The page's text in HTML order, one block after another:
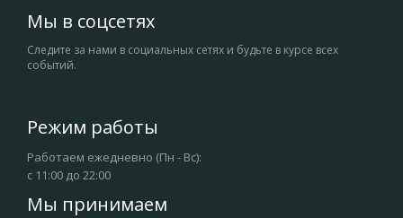
Мы в соцсетях
Следите за нами в социальных сетях и будьте в курсе всех
событий.
Режим работы
Работаем ежедневно (Пн - Вс):
с 11:00 до 22:00
Мы принимаем